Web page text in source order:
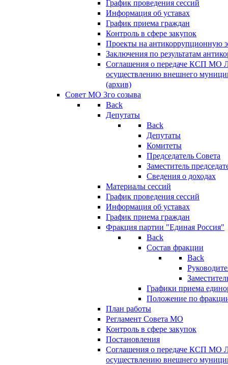
График проведения сессий
Информация об уставах
График приема граждан
Контроль в сфере закупок
Проекты на антикоррупционную
Заключения по результатам
Соглашения о передаче КСП МО
осуществлению внешнего
(архив)
Совет МО 3го созыва
Back
Депутаты
Back
Депутаты
Комитеты
Председатель Совета
Заместитель
Сведения о доходах
Материалы сессий
График проведения сессий
Информация об уставах
График приема граждан
Фракция партии "Единая Россия"
Back
Состав фракции
Back
Графики приема
Положение по
План работы
Регламент Совета МО
Контроль в сфере закупок
Постановления
Соглашения о передаче КСП МО
осуществлению внешнего